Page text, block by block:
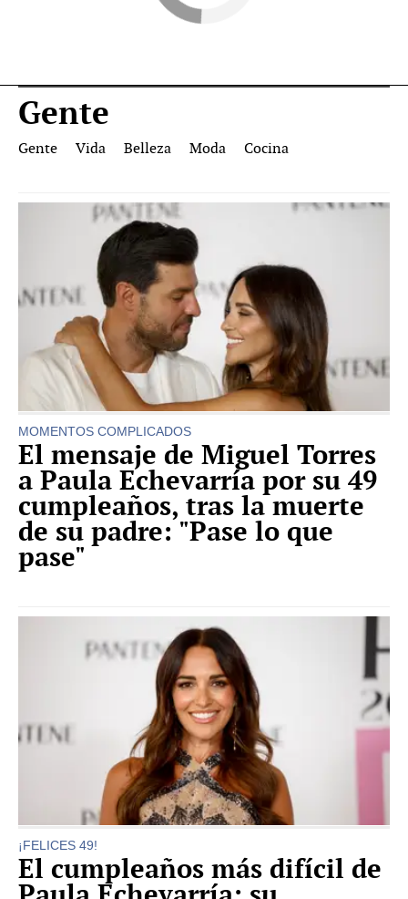
Gente
Gente Vida Belleza Moda Cocina
MOMENTOS COMPLICADOS
El mensaje de Miguel Torres
a Paula Echevarría por su 49
cumpleaños, tras la muerte
de su padre: "Pase lo que
pase"
¡FELICES 49!
El cumpleaños más difícil de